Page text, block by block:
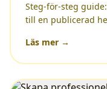
Steg-för-steg
till en publicerad
Läs mer →